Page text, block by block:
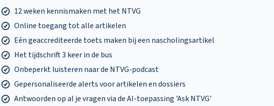
12 weken kennismaken met het NTVG
Online toegang tot alle artikelen
Eén geaccrediteerde toets maken bij een nascholingsartikel
Het tijdschrift 3 keer in de bus
Onbeperkt luisteren naar de NTVG-podcast
Gepersonaliseerde alerts voor artikelen en dossiers
Antwoorden op al je vragen via de AI-toepassing 'Ask NTVG'